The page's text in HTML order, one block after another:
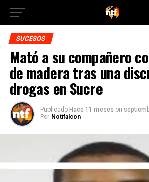
SUCESOS
Mató a su compañero
de madera tras una
drogas en Sucre
Publicado Hace 11 meses on
Por Notifalcon